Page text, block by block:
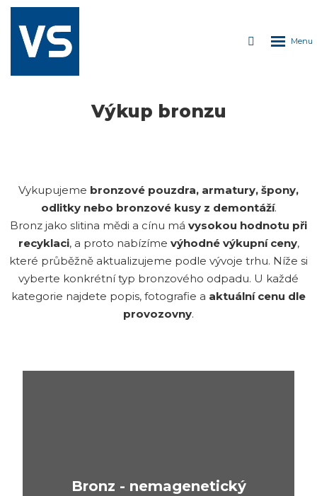
ROZDÁVÁME
PIVO
Každých 150kg
kovu
Výkup bronzu
Vykupujeme bronzové pouzdra, armatury, špony,
odlitky nebo bronzové kusy z demontáží.
Bronz jako slitina mědi a cínu má vysokou hodnotu při
recyklaci, a proto nabízíme výhodné výkupní ceny,
které průběžně aktualizujeme podle vývoje trhu. Níže si
vyberte konkrétní typ bronzového odpadu. U každé
kategorie najdete popis, fotografie a aktuální cenu dle
provozovny.
Bronz - nemagenetický